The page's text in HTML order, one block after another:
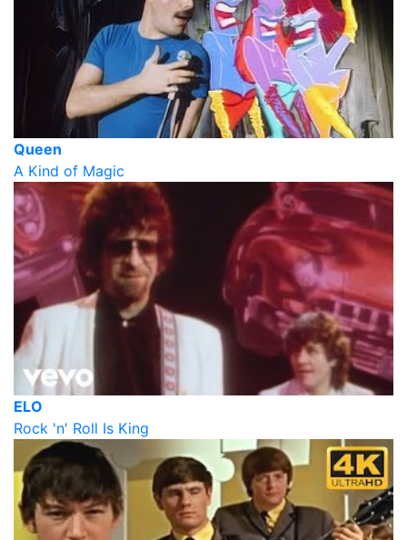
Queen
A Kind of Magic
ELO
Rock 'n' Roll Is King